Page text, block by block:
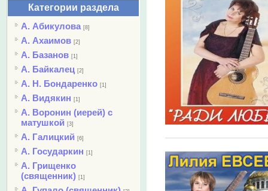
Категории раздела
А. Абикулова [8]
А. Ахаимов [2]
А. Базанов [1]
А. Байкалец [2]
А. Н. Бондаренко [1]
А. Видякин [1]
А. Воронин (иерей) с
матушкой [3]
А. Галицкий [6]
А. Государкин [1]
А. Грищенко
(священник) [1]